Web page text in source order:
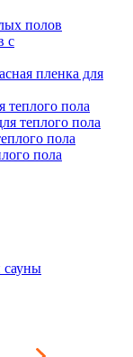
полов
с
пленка для
теплого пола
теплого пола
пола
пола
сауны